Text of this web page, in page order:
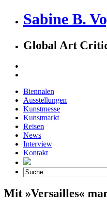
Sabine B.
Global Art
Biennalen
Ausstellungen
Kunstmesse
Kunstmarkt
Reisen
News
Interview
Kontakt
Mit »Versailles«